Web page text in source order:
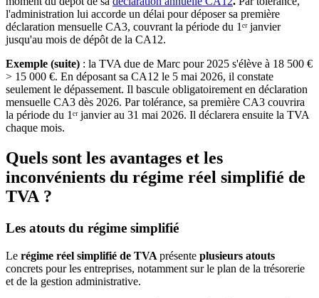
l'administration lui accorde un délai pour déposer sa première
déclaration mensuelle CA3, couvrant la période du 1ᵉʳ janvier
jusqu'au mois de dépôt de la CA12.
Exemple (suite) : la TVA due de Marc pour 2025 s'élève à 18 500 €
> 15 000 €. En déposant sa CA12 le 5 mai 2026, il constate
seulement le dépassement. Il bascule obligatoirement en déclaration
mensuelle CA3 dès 2026. Par tolérance, sa première CA3 couvrira
la période du 1ᵉʳ janvier au 31 mai 2026. Il déclarera ensuite la TVA
chaque mois.
Quels sont les avantages et les
inconvénients du régime réel simplifié de
TVA ?
Les atouts du régime simplifié
Le régime réel simplifié de TVA présente plusieurs atouts
concrets pour les entreprises, notamment sur le plan de la trésorerie
et de la gestion administrative.